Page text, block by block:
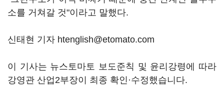
소를 거쳐갈 것"이라고 말했다.
신태현 기자 htenglish@etomato.com
이 기사는 뉴스토마토 보도준칙 및 윤리강령에 따라
강영관 산업2부장이 최종 확인·수정했습니다.